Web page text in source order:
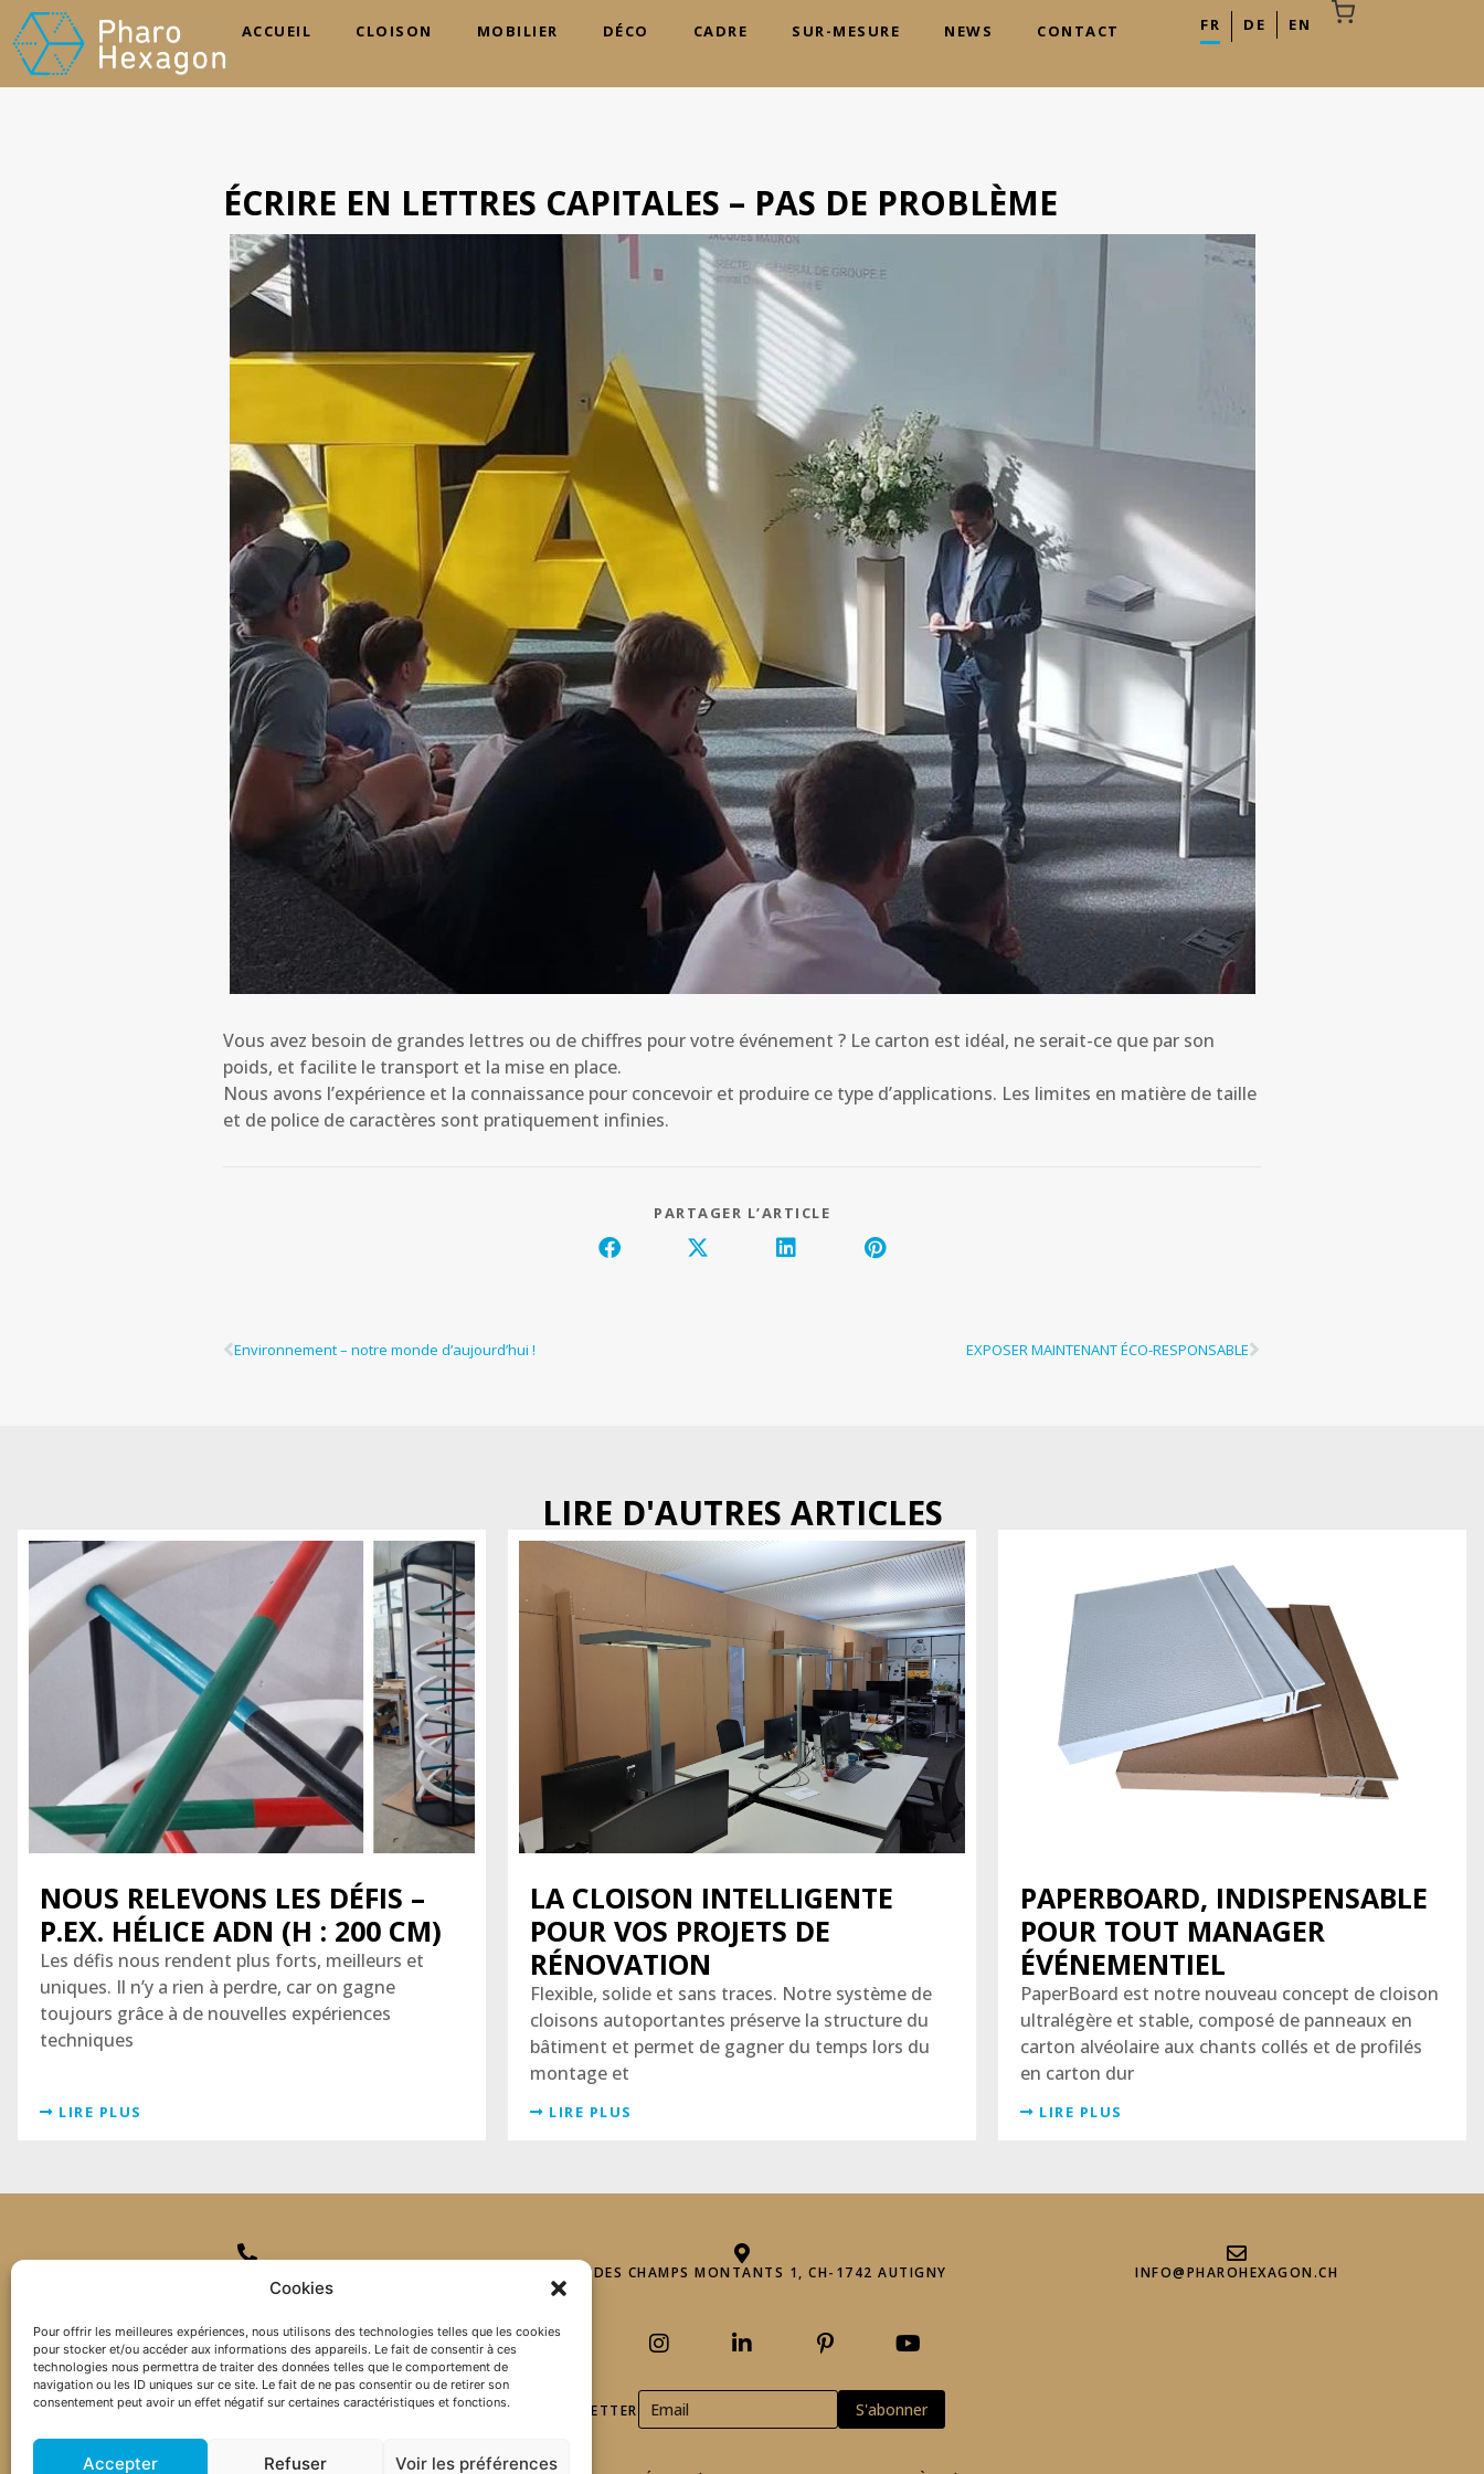
Cookies
Pour offrir les meilleures expériences, nous utilisons des technologies telles que les cookies
pour stocker et/ou accéder aux informations des appareils. Le fait de consentir à ces
technologies nous permettra de traiter des données telles que le comportement de
navigation ou les ID uniques sur ce site. Le fait de ne pas consentir ou de retirer son
consentement peut avoir un effet négatif sur certaines caractéristiques et fonctions.
Accepter Refuser Voir les préférences
ACCUEIL CLOISON MOBILIER DÉCO CADRE SUR-MESURE NEWS CONTACT FR DE EN
ÉCRIRE EN LETTRES CAPITALES – PAS DE PROBLÈME
Vous avez besoin de grandes lettres ou de chiffres pour votre événement ? Le carton est idéal, ne serait-ce que par son
poids, et facilite le transport et la mise en place.
Nous avons l’expérience et la connaissance pour concevoir et produire ce type d’applications. Les limites en matière de taille
et de police de caractères sont pratiquement infinies.
PARTAGER L’ARTICLE
Environnement – notre monde d’aujourd’hui ! EXPOSER MAINTENANT ÉCO-RESPONSABLE
LIRE D'AUTRES ARTICLES
NOUS RELEVONS LES DÉFIS –
P.EX. HÉLICE ADN (H : 200 CM)
Les défis nous rendent plus forts, meilleurs et
uniques. Il n’y a rien à perdre, car on gagne
toujours grâce à de nouvelles expériences
techniques
LIRE PLUS
LA CLOISON INTELLIGENTE
POUR VOS PROJETS DE
RÉNOVATION
Flexible, solide et sans traces. Notre système de
cloisons autoportantes préserve la structure du
bâtiment et permet de gagner du temps lors du
montage et
LIRE PLUS
PAPERBOARD, INDISPENSABLE
POUR TOUT MANAGER
ÉVÉNEMENTIEL
PaperBoard est notre nouveau concept de cloison
ultralégère et stable, composé de panneaux en
carton alvéolaire aux chants collés et de profilés
en carton dur
LIRE PLUS
ROUTE DES CHAMPS MONTANTS 1, CH-1742 AUTIGNY INFO@PHAROHEXAGON.CH
NEWSLETTER
Votre panier est vide